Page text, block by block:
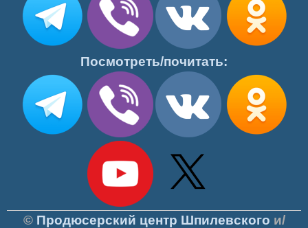
Посмотреть/почитать:
© Продюсерский центр Шпилевского и/